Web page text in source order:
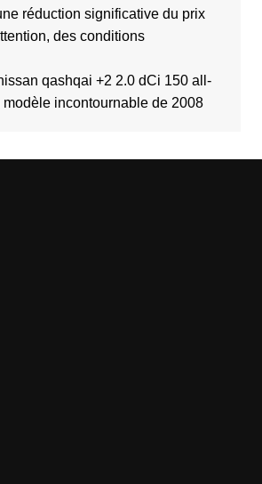
réduction significative du prix
des conditions
qashqai +2 2.0 dCi 150 all-
modèle incontournable de 2008